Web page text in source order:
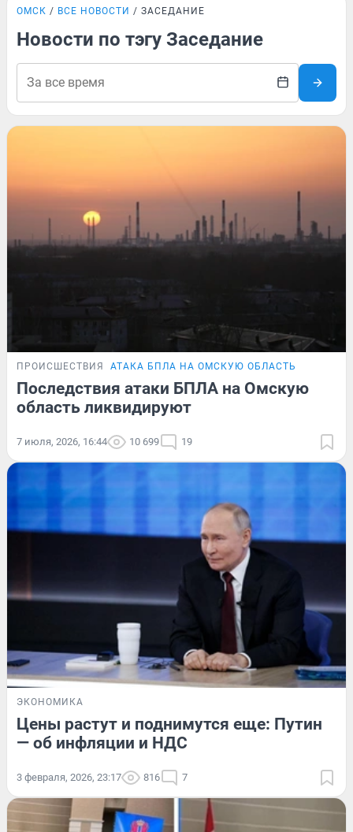
ОМСК ВСЕ НОВОСТИ ЗАСЕДАНИЕ
Новости по тэгу Заседание
ПРОИСШЕСТВИЯ АТАКА БПЛА НА ОМСКУЮ ОБЛАСТЬ
Последствия атаки БПЛА на Омскую
область ликвидируют
7 июля, 2026, 16:44 10 699 19
ЭКОНОМИКА
Цены растут и поднимутся еще: Путин
— об инфляции и НДС
3 февраля, 2026, 23:17 816 7